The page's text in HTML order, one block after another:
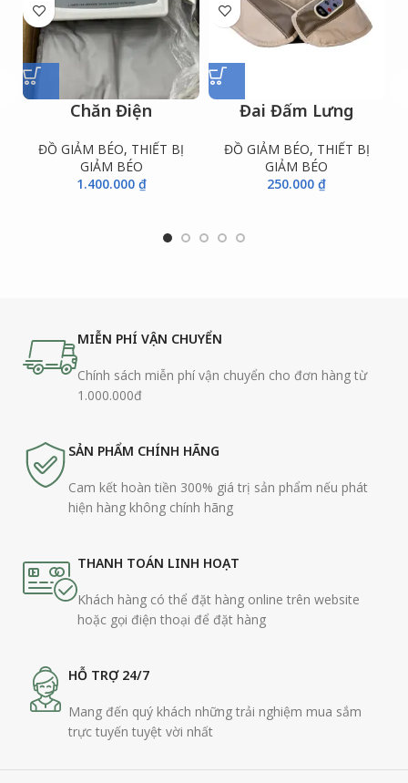
Chăn Điện
ĐỒ GIẢM BÉO, THIẾT BỊ
GIẢM BÉO
1.400.000 ₫
Đai Đấm Lưng
ĐỒ GIẢM BÉO, THIẾT BỊ
GIẢM BÉO
250.000₫
MIỄN PHÍ VẬN CHUYỂN
Chính sách miễn phí vận chuyển cho đơn hàng từ
1.000.000đ
SẢN PHẨM CHÍNH HÃNG
Cam kết hoàn tiền 300% giá trị sản phẩm nếu phát
hiện hàng không chính hãng
THANH TOÁN LINH HOẠT
Khách hàng có thể đặt hàng online trên website
hoặc gọi điện thoại để đặt hàng
HỖ TRỢ 24/7
Mang đến quý khách những trải nghiệm mua sắm
trực tuyến tuyệt vời nhất